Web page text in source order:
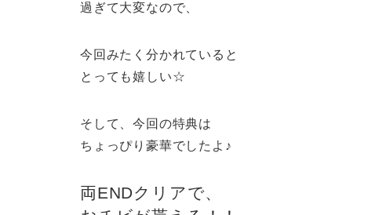
過ぎて大変なので、
今回みたく分かれていると
とっても嬉しい☆
そして、今回の特典は
ちょっぴり豪華でしたよ♪
両ENDクリアで、